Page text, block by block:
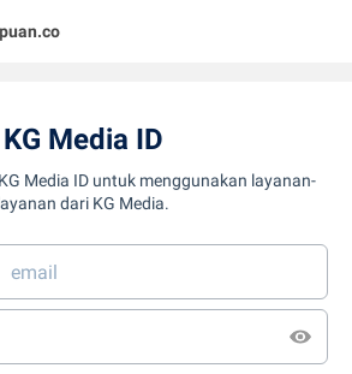
KG Media ID
Media ID untuk menggunakan layanan-
dari KG Media.